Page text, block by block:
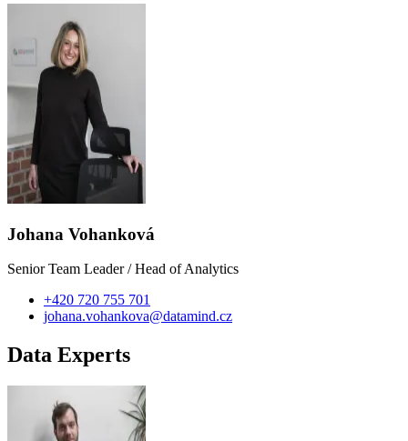
Johana Vohanková
Senior Team Leader / Head of Analytics
+420 720 755 701
johana.vohankova@datamind.cz
Data Experts